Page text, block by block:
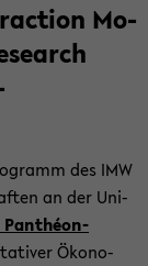
Mo­
des IMW
an der Uni­
Panthéon-​
Öko­no­